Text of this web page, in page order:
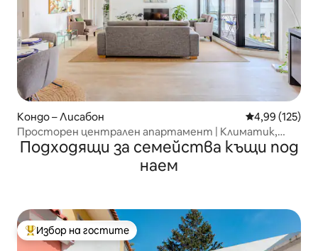
Кондо – Лисабон Средна
4,99 (125)
Просторен централен апартамент | Климатик,
безплатен паркинг и балкон
Подходящи за семейства къщи под
наем
Най-популярен избор на гостите
Избор на гостите